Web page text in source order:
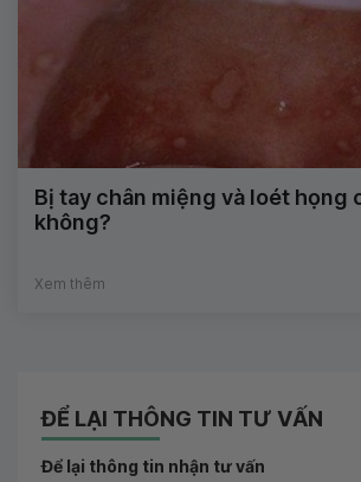
Bị tay chân miệng và loét họng
không?
Xem thêm
ĐỂ LẠI THÔNG TIN TƯ VẤN
Để lại thông tin nhận tư vấn